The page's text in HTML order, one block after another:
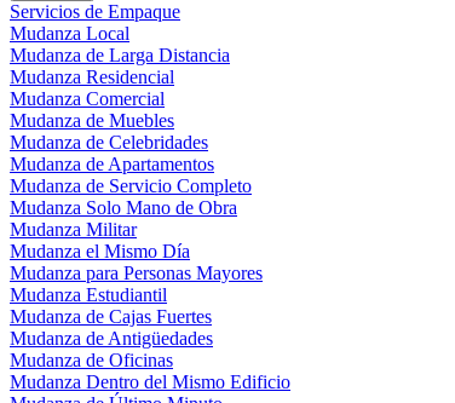
Servicios de Empaque
Mudanza Local
Mudanza de Larga Distancia
Mudanza Residencial
Mudanza Comercial
Mudanza de Muebles
Mudanza de Celebridades
Mudanza de Apartamentos
Mudanza de Servicio Completo
Mudanza Solo Mano de Obra
Mudanza Militar
Mudanza el Mismo Día
Mudanza para Personas Mayores
Mudanza Estudiantil
Mudanza de Cajas Fuertes
Mudanza de Antigüedades
Mudanza de Oficinas
Mudanza Dentro del Mismo Edificio